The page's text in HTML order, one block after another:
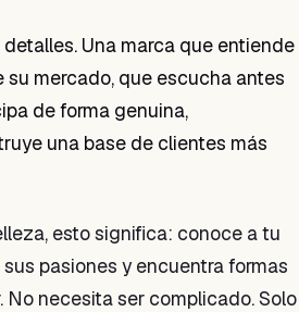
Una marca que entiende
mercado, que escucha antes
de forma genuina,
una base de clientes más
esto significa: conoce a tu
pasiones y encuentra formas
necesita ser complicado. Solo